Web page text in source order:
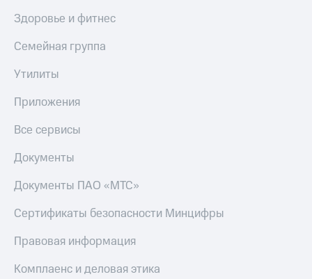
Здоровье и фитнес
Семейная группа
Утилиты
Приложения
Все сервисы
Документы
Документы ПАО «МТС»
Сертификаты безопасности Минцифры
Правовая информация
Комплаенс и деловая этика